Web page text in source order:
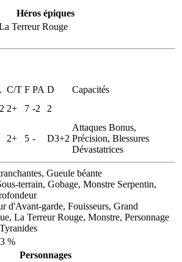
Héros épiques
Terreur Rouge
C/T F PA D
Capacités
2+ 7 -2 2
2+ 5 - D3+2
Attaques Bonus,
Précision, Blessures
Dévastatrices
Gueule béante
terrain, Gobage, Monstre Serpentin,
d'Avant-garde, Fouisseurs, Grand
La Terreur Rouge, Monstre, Personnage
%
Personnages